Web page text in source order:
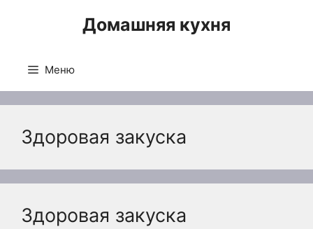
Домашняя кухня
Меню
Здоровая закуска
Здоровая закуска